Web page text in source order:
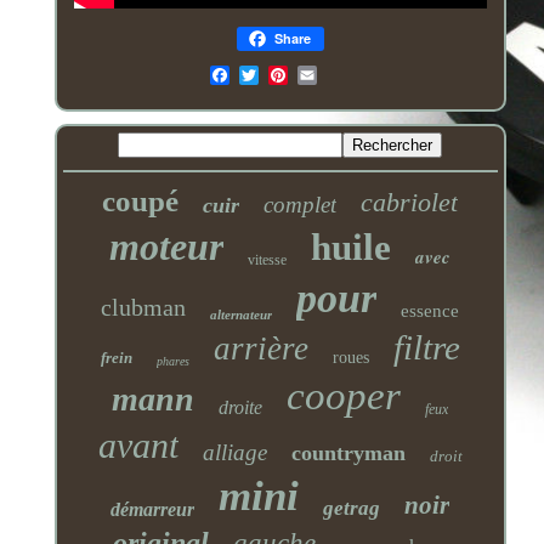
Share
coupé cuir complet cabriolet
moteur vitesse huile avec
clubman alternateur pour essence
frein phares arrière roues filtre
mann droite cooper feux
avant alliage countryman droit
démarreur mini getrag noir